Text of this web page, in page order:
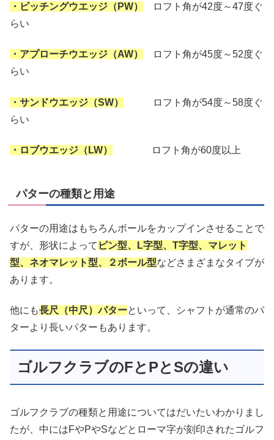
・ピッチングウエッジ（PW）
ロフト角が42度～47度ぐ
らい
・アプローチウエッジ（AW）
ロフト角が45度～52度ぐ
らい
・サンドウエッジ（SW）
ロフト角が54度～58度ぐ
らい
・ロブウエッジ（LW） ロフト角が60度以上
パターの種類と用途
パターの用途はもちろんボールをカップインさせることで
すが、形状によって ピン型、L字型、T字型、マレット
型、ネオマレット型、２ボール型などさまざまなタイプが
あります。
他にも長尺（中尺）パターといって、シャフトが通常のパ
ターより長いパターもあります。
ゴルフクラブのFとPとSの違い
ゴルフクラブの種類と用途についてはだいたいわかりまし
たが、中にはFやPやSなどとローマ字が刻印されたゴルフ